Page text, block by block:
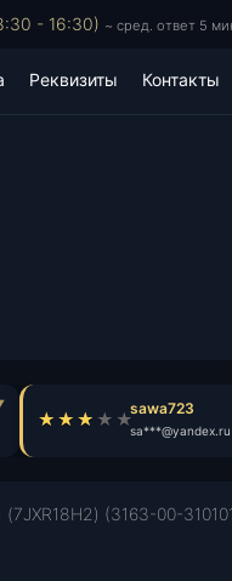
- 16:30) ~ сред. ответ 5
Реквизиты Контакты
sawa723
sa***@yandex.ru
(3163-00-